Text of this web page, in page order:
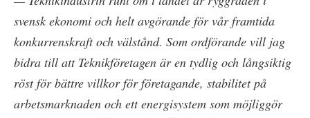
svensk ekonomi och helt avgörande för vår framtida
konkurrenskraft och välstånd. Som ordförande vill jag
bidra till att Teknikföretagen är en tydlig och långsiktig
röst för bättre villkor för företagande, stabilitet på
arbetsmarknaden och ett energisystem som möjliggör